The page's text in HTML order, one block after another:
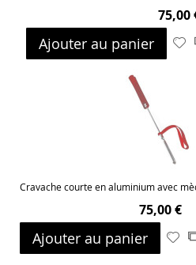
75,00
Ajouter au panier
Cravache courte en aluminium avec
75,00 €
Ajouter au panier